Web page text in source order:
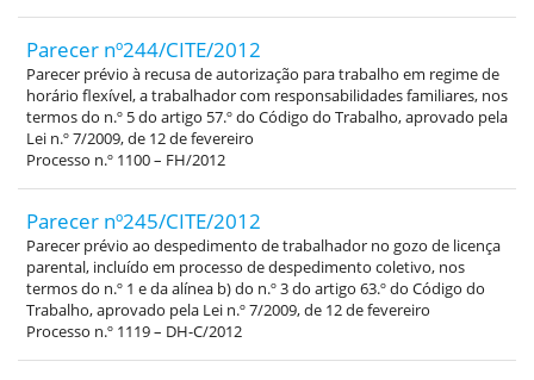
Parecer nº244/CITE/2012
Parecer prévio à recusa de autorização para trabalho em regime de
horário flexível, a trabalhador com responsabilidades familiares, nos
termos do n.º 5 do artigo 57.º do Código do Trabalho, aprovado pela
Lei n.º 7/2009, de 12 de fevereiro
Processo n.º 1100 – FH/2012
Parecer nº245/CITE/2012
Parecer prévio ao despedimento de trabalhador no gozo de licença
parental, incluído em processo de despedimento coletivo, nos
termos do n.º 1 e da alínea b) do n.º 3 do artigo 63.º do Código do
Trabalho, aprovado pela Lei n.º 7/2009, de 12 de fevereiro
Processo n.º 1119 – DH-C/2012